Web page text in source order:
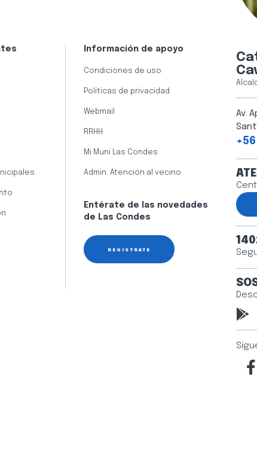
Información de apoyo
Condiciones de uso
Políticas de privacidad
Webmail
RRHH
Mi Muni Las Condes
Admin. Atención al vecino
Entérate de las novedades
de Las Condes
REGÍSTRATE
Av.